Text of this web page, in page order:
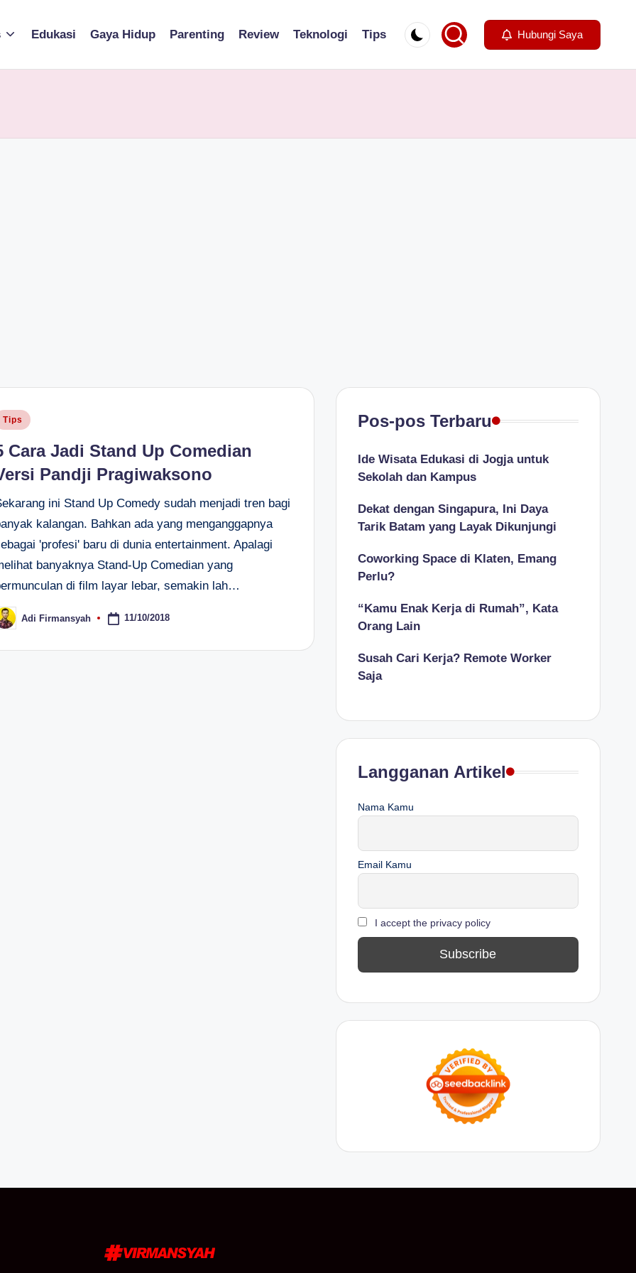
Edukasi Gaya Hidup Parenting Review Teknologi Tips Hubungi Saya
Tips
Cara Jadi Stand Up Comedian
Pandji Pragiwaksono
ini Stand Up Comedy sudah menjadi tren bagi
kalangan. Bahkan ada yang menganggapnya
'profesi' baru di dunia entertainment. Apalagi
banyaknya Stand-Up Comedian yang
di film layar lebar, semakin lah…
Adi Firmansyah 11/10/2018
Pos-pos Terbaru
Ide Wisata Edukasi di Jogja untuk
Sekolah dan Kampus
Dekat dengan Singapura, Ini Daya
Tarik Batam yang Layak Dikunjungi
Coworking Space di Klaten, Emang
Perlu?
“Kamu Enak Kerja di Rumah”, Kata
Orang Lain
Susah Cari Kerja? Remote Worker
Saja
Langganan Artikel
Nama Kamu
Email Kamu
I accept the privacy policy